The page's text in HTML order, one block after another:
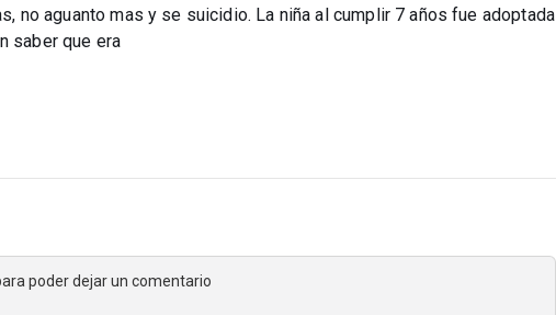
no aguanto mas y se suicidio. La niña al cumplir 7 años fue adoptada
saber que era
poder dejar un comentario